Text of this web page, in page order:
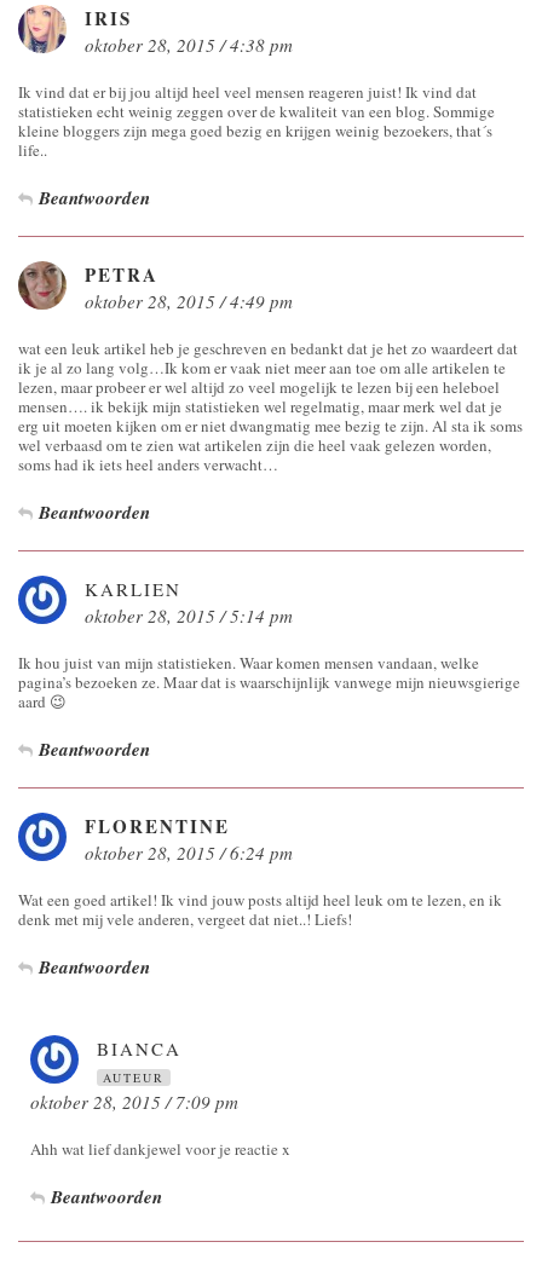
IRIS
oktober 28, 2015 / 4:38 pm
Ik vind dat er bij jou altijd heel veel mensen reageren juist! Ik vind dat
statistieken echt weinig zeggen over de kwaliteit van een blog. Sommige
kleine bloggers zijn mega goed bezig en krijgen weinig bezoekers, that´s
life..
Beantwoorden
PETRA
oktober 28, 2015 / 4:49 pm
wat een leuk artikel heb je geschreven en bedankt dat je het zo waardeert dat
ik je al zo lang volg…Ik kom er vaak niet meer aan toe om alle artikelen te
lezen, maar probeer er wel altijd zo veel mogelijk te lezen bij een heleboel
mensen…. ik bekijk mijn statistieken wel regelmatig, maar merk wel dat je
erg uit moeten kijken om er niet dwangmatig mee bezig te zijn. Al sta ik soms
wel verbaasd om te zien wat artikelen zijn die heel vaak gelezen worden,
soms had ik iets heel anders verwacht…
Beantwoorden
KARLIEN
oktober 28, 2015 / 5:14 pm
Ik hou juist van mijn statistieken. Waar komen mensen vandaan, welke
pagina’s bezoeken ze. Maar dat is waarschijnlijk vanwege mijn nieuwsgierige
aard 😉
Beantwoorden
FLORENTINE
oktober 28, 2015 / 6:24 pm
Wat een goed artikel! Ik vind jouw posts altijd heel leuk om te lezen, en ik
denk met mij vele anderen, vergeet dat niet..! Liefs!
Beantwoorden
BIANCA
AUTEUR
oktober 28, 2015 / 7:09 pm
Ahh wat lief dankjewel voor je reactie x
Beantwoorden